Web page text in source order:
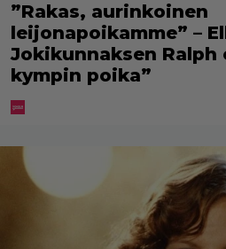
”Rakas, aurinkoinen
leijonapoikamme” –
Jokikunnaksen Ralph
kympin poika”